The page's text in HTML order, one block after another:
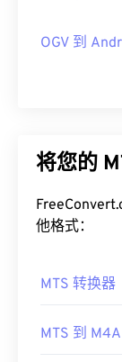
OGV 到
将您的
他格式：
MTS 转换器
MTS 到 M4A